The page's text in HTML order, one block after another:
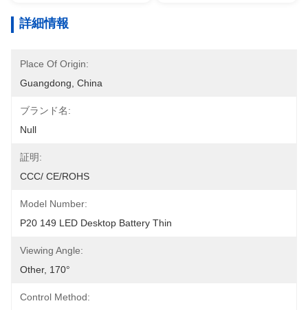
詳細情報
Place Of Origin:
Guangdong, China
ブランド名:
Null
証明:
CCC/ CE/ROHS
Model Number:
P20 149 LED Desktop Battery Thin
Viewing Angle:
Other, 170°
Control Method: